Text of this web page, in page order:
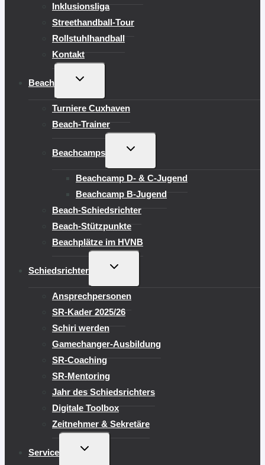
Inklusionsliga
Streethandball-Tour
Rollstuhlhandball
Kontakt
Beach
UNTERMENÜ
Turniere Cuxhaven
Beach-Trainer
Beachcamps
UNTERMENÜ
Beachcamp D- & C-Jugend
Beachcamp B-Jugend
Beach-Schiedsrichter
Beach-Stützpunkte
Beachplätze im HVNB
Schiedsrichter
UNTERMENÜ
Ansprechpersonen
SR-Kader 2025/26
Schiri werden
Gamechanger-Ausbildung
SR-Coaching
SR-Mentoring
Jahr des Schiedsrichters
Digitale Toolbox
Zeitnehmer & Sekretäre
Service
UNTERMENÜ